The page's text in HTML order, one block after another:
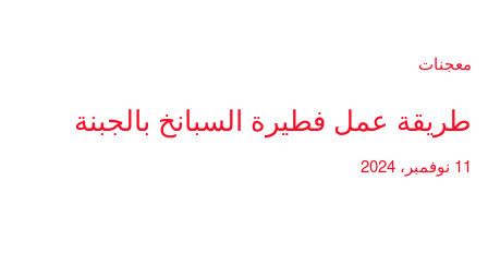
معجنات
طريقة عمل فطيرة السبانخ بالجبنة
11 نوفمبر، 2024